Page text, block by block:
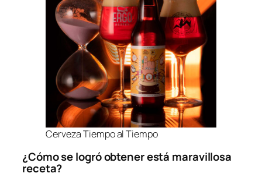
Cerveza Tiempo al Tiempo
¿Cómo se logró obtener está maravillosa
receta?